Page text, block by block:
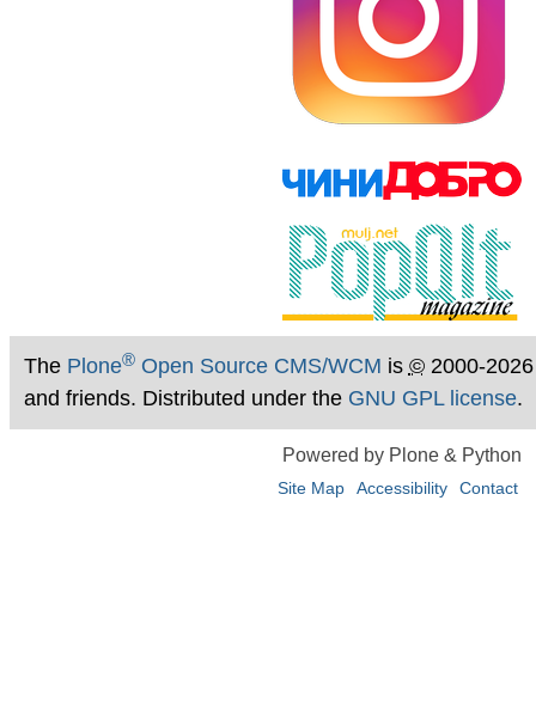
The Plone®Open Source CMS/WCM is ©2000-
and friends. Distributed under the GNU GPL license.
Powered by Plone & Python
Site Map Accessibility Contact